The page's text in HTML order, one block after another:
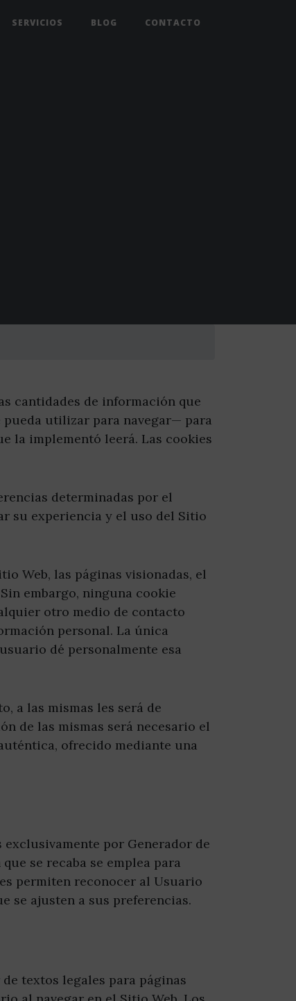
SERVICIOS BLOG CONTACTO
cantidades de información que
utilizar para navegar— para
la implementó leerá. Las cookies
determinadas por el
su experiencia y el uso del Sitio
Web, las páginas visionadas, el
embargo, ninguna cookie
otro medio de contacto
personal. La única
dé personalmente esa
a las mismas les será de
de las mismas será necesario el
ofrecido mediante una
por Generador de
se recaba se emplea para
permiten reconocer al Usuario
se ajusten a sus preferencias.
textos legales para páginas